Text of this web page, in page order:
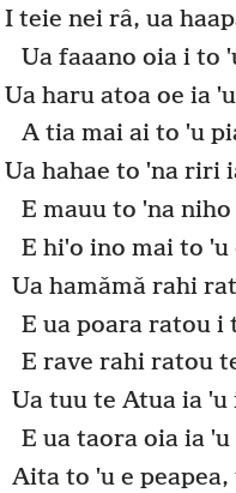
I teie nei râ, ua
Ua faaano oia i to
Ua haru atoa oe ia
A tia mai ai to ˈu
Ua hahae to ˈna riri
E mauu to ˈna niho
E hiˈo ino mai to
Ua hamǎmǎ rahi
E ua poara ratou i
E rave rahi ratou
Ua tuu te Atua ia
E ua taora oia ia
Aita to ˈu e